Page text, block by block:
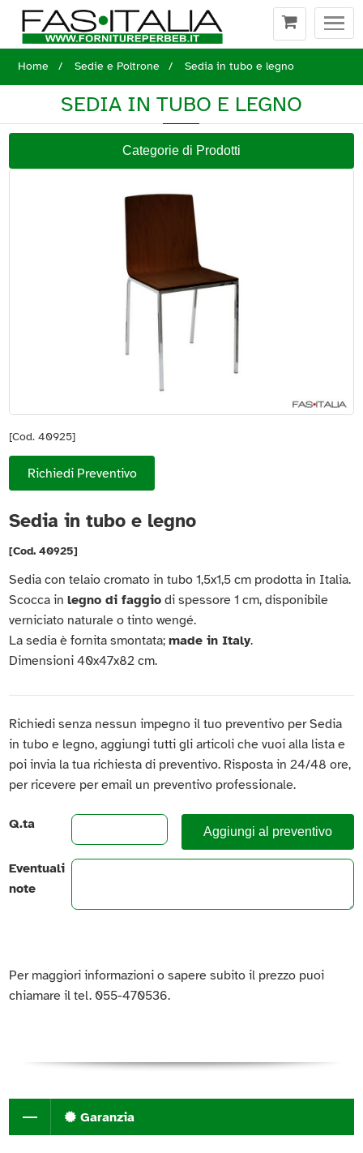
Home
Sedie e Poltrone Sedia in tubo e legno
SEDIA IN TUBO E LEGNO
Categorie di Prodotti
[Cod. 40925]
Richiedi Preventivo
Sedia in tubo e legno
[Cod. 40925]
Sedia con telaio cromato in tubo 1,5x1,5 cm prodotta in Italia.
Scocca inlegno di faggio di spessore 1 cm, disponibile
verniciato naturale o tinto wengé.
La sedia è fornita smontata;made in Italy.
Dimensioni 40x47x82 cm.
Richiedi senza nessun impegno il tuo preventivo per Sedia
in tubo e legno, aggiungi tutti gli articoli che vuoi alla lista e
poi invia la tua richiesta di preventivo. Risposta in 24/48 ore,
per ricevere per email un preventivo professionale.
Q.ta Aggiungi al preventivo
Eventuali
note
Per maggiori informazioni o sapere subito il prezzo puoi
chiamare il tel. 055-470536.
Garanzia